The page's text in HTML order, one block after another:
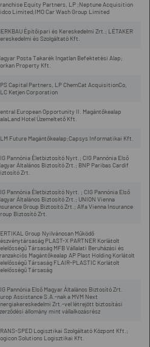
Equity Partners, LP ;Neptune Acquisition
Limited;IMO Car Wash Group Limited
Építőipari és Kereskedelmi Zrt.; LÉTAKER
és Szolgáltató Kft.
Posta Takarék Ingatlan Befektetési Alap;
Property Kft.
Capital Partners, LP ChemCat AcquisitionCo,
Ketjen Corporation
European Opportunity II. Magántőkealap
Hotel Üzemeltető Kft.
Future Magántőkealap;Capsys Informatikai Kft.
Pannónia Életbiztosító Nyrt.; CIG Pannónia Első
Általános Biztosító Zrt.; BNP Paribas Cardif
Zrt.
Pannónia Életbiztosító Nyrt. ; CIG Pannónia Első
Általános Biztosító Zrt.; UNION Vienna
Group Biztosító Zrt.; Alfa Vienna Insurance
Biztosító Zrt.
Group Nyilvánosan Működő
PLAST-X PARTNER Korlátolt
Társaság MFB Vállalati Beruházási és
Magántőkealap AP Plast Holding Korlátolt
Társaság FLAIR-PLASTIC Korlátolt
Társaság
Pannónia Első Magyar Általános Biztosító Zrt.
Assistance S.A.-nak a MVM Next
Zrt.-vel létrejött biztosítási
állomány mint vállalkozásrész
SPED Logisztikai Szolgáltató Központ Kft.;
Solutions Logisztikai Kft.